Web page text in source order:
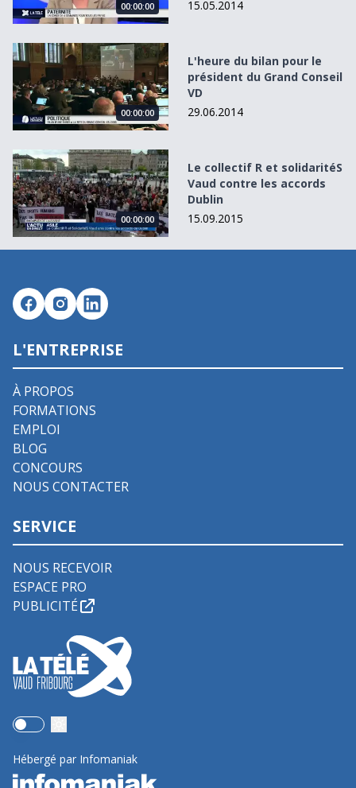
00:00:00
15.05.2014
L&#039;heure du bilan pour le président du Grand
00:00:00
L'heure du bilan pour le
président du Grand Conseil
VD
29.06.2014
Le collectif R et solidaritéS Vaud contre les accords Dublin
00:00:00
Le collectif R et solidaritéS
Vaud contre les accords
Dublin
15.09.2015
L'ENTREPRISE
À PROPOS
FORMATIONS
EMPLOI
BLOG
CONCOURS
NOUS CONTACTER
SERVICE
NOUS RECEVOIR
ESPACE PRO
PUBLICITÉ
Use setting
Hébergé par Infomaniak